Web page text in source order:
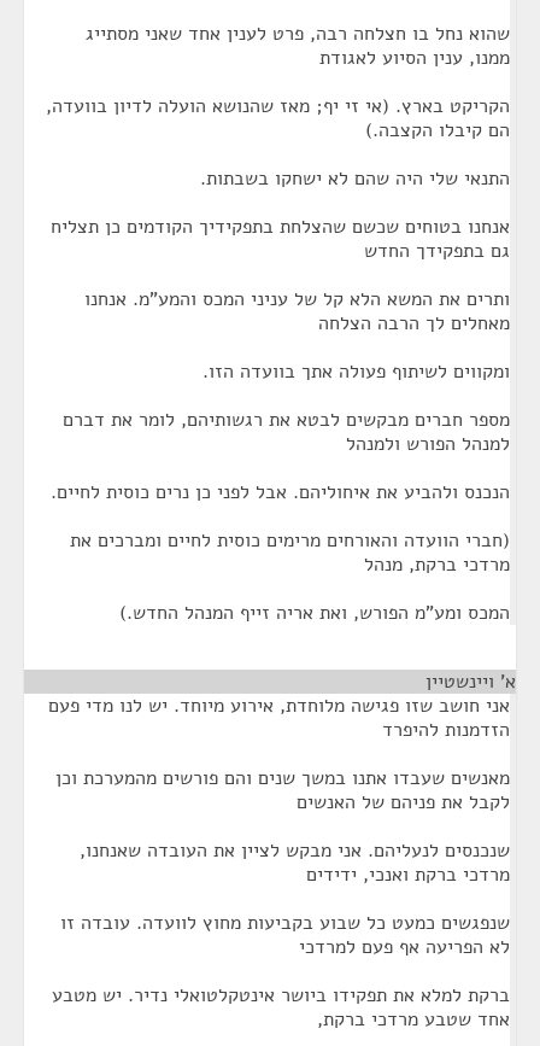
שהוא נחל בו חצלחה רבה, פרט לענין אחד שאני מסתייג
ממנו, ענין הסיוע לאגודת
הקריקט בארץ. (אי זי יף; מאז שהנושא הועלה לדיון בוועדה,
הם קיבלו הקצבה.)
התנאי שלי היה שהם לא ישחקו בשבתות.
אנחנו בטוחים שכשם שהצלחת בתפקידיך הקודמים כן תצליח
גם בתפקידך החדש
ותרים את המשא הלא קל של עניני המכס והמע"מ. אנחנו
מאחלים לך הרבה הצלחה
ומקווים לשיתוף פעולה אתך בוועדה הזו.
מספר חברים מבקשים לבטא את רגשותיהם, לומר את דברם
למנהל הפורש ולמנהל
הנכנס ולהביע את איחוליהם. אבל לפני כן נרים כוסית לחיים.
(חברי הוועדה והאורחים מרימים כוסית לחיים ומברכים את
מרדכי ברקת, מנהל
המכס ומע"מ הפורש, ואת אריה זייף המנהל החדש.)
א' ויינשטיין
אני חושב שזו פגישה מלוחדת, אירוע מיוחד. יש לנו מדי פעם
הזדמנות להיפרד
מאנשים שעבדו אתנו במשך שנים והם פורשים מהמערכת וכן
לקבל את פניהם של האנשים
שנכנסים לנעליהם. אני מבקש לציין את העובדה שאנחנו,
מרדכי ברקת ואנכי, ידידים
שנפגשים כמעט כל שבוע בקביעות מחוץ לוועדה. עובדה זו
לא הפריעה אף פעם למרדכי
ברקת למלא את תפקידו ביושר אינטקלטואלי נדיר. יש מטבע
אחד שטבע מרדכי ברקת,